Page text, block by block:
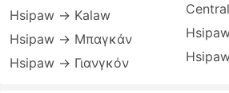
Hsipaw → Kalaw
Hsipaw → Μπαγκάν
Hsipaw → Γιανγκόν
Central